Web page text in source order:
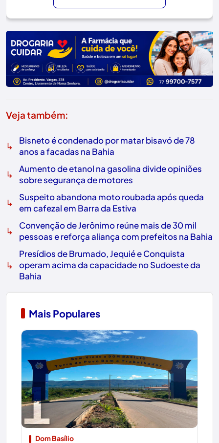
Veja também:
↳
Bisneto é condenado por matar bisavó de 78
anos a facadas na Bahia
↳
Aumento de etanol na gasolina divide opiniões
sobre segurança de motores
↳
Suspeito abandona moto roubada após queda
em cafezal em Barra da Estiva
↳
Convenção de Jerônimo reúne mais de 30 mil
pessoas e reforça aliança com prefeitos na Bahia
↳
Presídios de Brumado, Jequié e Conquista
operam acima da capacidade no Sudoeste da
Bahia
Mais Populares
1
Dom Basílio